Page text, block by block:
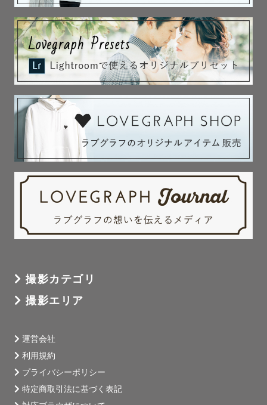
撮影カテゴリ
撮影エリア
運営会社
利用規約
プライバシーポリシー
特定商取引法に基づく表記